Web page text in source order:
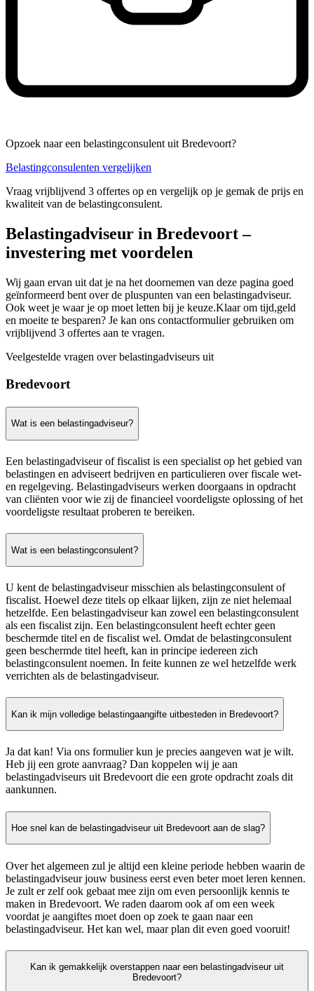
Opzoek naar een belastingconsulent uit Bredevoort?
Belastingconsulenten vergelijken
Vraag vrijblijvend 3 offertes op en vergelijk op je gemak de prijs en
kwaliteit van de belastingconsulent.
Belastingadviseur in Bredevoort –
investering met voordelen
Wij gaan ervan uit dat je na het doornemen van deze pagina goed
geïnformeerd bent over de pluspunten van een belastingadviseur.
Ook weet je waar je op moet letten bij je keuze.Klaar om tijd,geld
en moeite te besparen? Je kan ons contactformulier gebruiken om
vrijblijvend 3 offertes aan te vragen.
Veelgestelde vragen over belastingadviseurs uit
Bredevoort
Wat is een belastingadviseur?
Een belastingadviseur of fiscalist is een specialist op het gebied van
belastingen en adviseert bedrijven en particulieren over fiscale wet-
en regelgeving. Belastingadviseurs werken doorgaans in opdracht
van cliënten voor wie zij de financieel voordeligste oplossing of het
voordeligste resultaat proberen te bereiken.
Wat is een belastingconsulent?
U kent de belastingadviseur misschien als belastingconsulent of
fiscalist. Hoewel deze titels op elkaar lijken, zijn ze niet helemaal
hetzelfde. Een belastingadviseur kan zowel een belastingconsulent
als een fiscalist zijn. Een belastingconsulent heeft echter geen
beschermde titel en de fiscalist wel. Omdat de belastingconsulent
geen beschermde titel heeft, kan in principe iedereen zich
belastingconsulent noemen. In feite kunnen ze wel hetzelfde werk
verrichten als de belastingadviseur.
Kan ik mijn volledige belastingaangifte uitbesteden in Bredevoort?
Ja dat kan! Via ons formulier kun je precies aangeven wat je wilt.
Heb jij een grote aanvraag? Dan koppelen wij je aan
belastingadviseurs uit Bredevoort die een grote opdracht zoals dit
aankunnen.
Hoe snel kan de belastingadviseur uit Bredevoort aan de slag?
Over het algemeen zul je altijd een kleine periode hebben waarin de
belastingadviseur jouw business eerst even beter moet leren kennen.
Je zult er zelf ook gebaat mee zijn om even persoonlijk kennis te
maken in Bredevoort. We raden daarom ook af om een week
voordat je aangiftes moet doen op zoek te gaan naar een
belastingadviseur. Het kan wel, maar plan dit even goed vooruit!
Kan ik gemakkelijk overstappen naar een belastingadviseur uit
Bredevoort?